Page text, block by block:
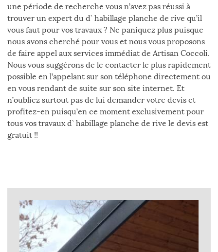
une période de recherche vous n’avez pas réussi à
trouver un expert du d` habillage planche de rive qu’il
vous faut pour vos travaux ? Ne paniquez plus puisque
nous avons cherché pour vous et nous vous proposons
de faire appel aux services immédiat de Artisan Coccoli.
Nous vous suggérons de le contacter le plus rapidement
possible en l’appelant sur son téléphone directement ou
en vous rendant de suite sur son site internet. Et
n’oubliez surtout pas de lui demander votre devis et
profitez-en puisqu’en ce moment exclusivement pour
tous vos travaux d` habillage planche de rive le devis est
gratuit !!